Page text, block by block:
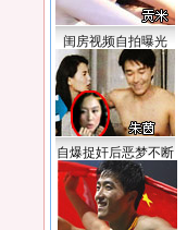
闺房视频自拍曝光
自爆捉奸后恶梦不断